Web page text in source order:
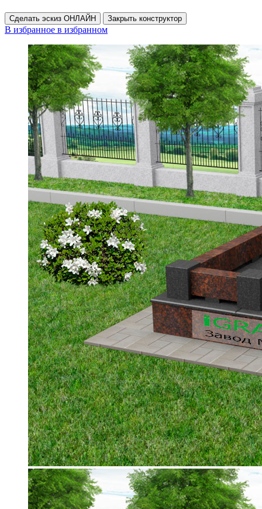
Сделать эскиз ОНЛАЙН Закрыть конструктор
В избранное в избранном